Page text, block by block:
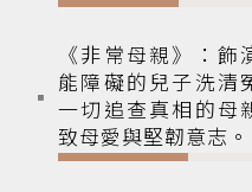
《非常母親》：飾
能障礙的兒子洗清
一切追查真相的母
致母愛與堅韌意志。